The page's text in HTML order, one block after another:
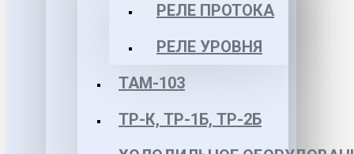
РЕЛЕ ПРОТОКА
РЕЛЕ УРОВНЯ
ТАМ-103
ТР-К, ТР-1Б, ТР-2Б